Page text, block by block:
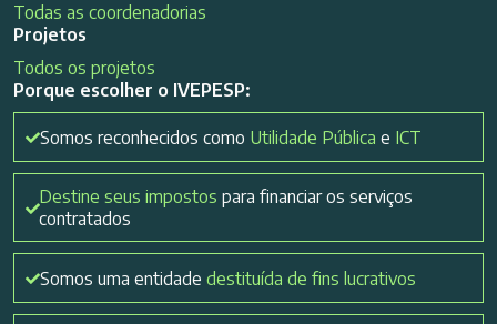
Todas as coordenadorias
Projetos
Todos os projetos
Porque escolher o IVEPESP:
Somos reconhecidos como Utilidade Pública e ICT
Destine seus impostos para financiar os serviços
contratados
Somos uma entidade destituída de fins lucrativos